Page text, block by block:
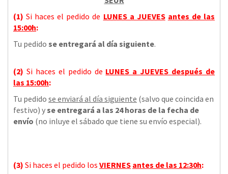
(1)Si haces el pedido de LUNES a JUEVES antes de las
15:00h:
Tu pedido se entregará al día siguiente.
(2) Si haces el pedido de LUNES a JUEVES después de
las 15:00h:
Tu pedido se enviará al día siguiente (salvo que coincida en
festivo) yse entregará a las 24 horas de la fecha de
envío (no inluye el sábado que tiene su envío especial).
(3) Si haces el pedido los VIERNES antes de las 12:30h: